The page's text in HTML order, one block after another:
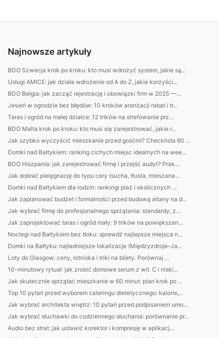
Najnowsze artykuły
BDO Szwecja krok po kroku: kto musi wdrożyć system, jakie są...
Usługi AMICE: jak działa wdrożenie od A do Z, jakie korzyści...
BDO Belgia: jak zacząć rejestrację i obowiązki firm w 2025 —...
Jesień w ogrodzie bez błędów: 10 kroków aranżacji rabat i tr...
Taras i ogród na małej działce: 12 trików na strefowanie prz...
BDO Malta krok po kroku: kto musi się zarejestrować, jakie r...
Jak szybko wyczyścić mieszkanie przed gośćmi? Checklista 60 ...
Domki nad Bałtykiem: ranking cichych miejsc idealnych na wee...
BDO Hiszpania: jak zarejestrować firmę i przejść audyt? Prak...
Jak dobrać pielęgnację do typu cery (sucha, tłusta, mieszana...
Domki nad Bałtykiem dla rodzin: rankingi plaż i okolicznych ...
Jak zaplanować budżet i formalności przed budową altany na d...
Jak wybrać firmę do profesjonalnego sprzątania: standardy, z...
Jak zaprojektować taras i ogród mały: 9 trików na powiększen...
Noclegi nad Bałtykiem bez tłoku: sprawdź najlepsze miejsca n...
Domki na Bałtyku: najładniejsze lokalizacje (Międzyzdroje–Ja...
Loty do Glasgow: ceny, lotniska i triki na bilety. Porównaj ...
10-minutowy rytuał: jak zrobić domowe serum z wit. C i niski...
Jak skutecznie sprzątać mieszkanie w 60 minut: plan krok po ...
Top 10 pytań przed wyborem cateringu dietetycznego: kalorie,...
Jak wybrać architekta wnętrz: 10 pytań przed podpisaniem umo...
Jak wybrać słuchawki do codziennego słuchania: porównanie pr...
Audio bez strat: jak ustawić korektor i kompresję w aplikacj...